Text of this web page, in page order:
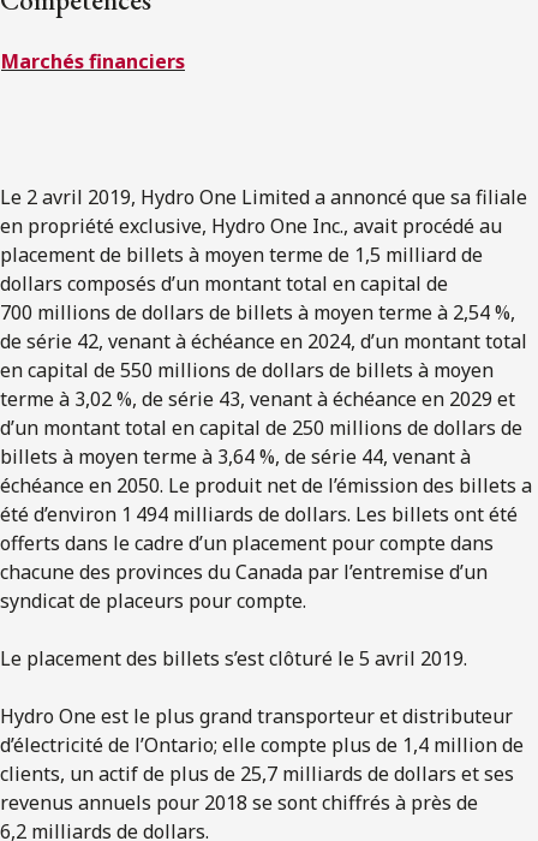
S’abonner
Marchés financiers
Le 2 avril 2019, Hydro One Limited a annoncé que sa filiale
en propriété exclusive, Hydro One Inc., avait procédé au
placement de billets à moyen terme de 1,5 milliard de
dollars composés d’un montant total en capital de
700 millions de dollars de billets à moyen terme à 2,54 %,
de série 42, venant à échéance en 2024, d’un montant total
en capital de 550 millions de dollars de billets à moyen
terme à 3,02 %, de série 43, venant à échéance en 2029 et
d’un montant total en capital de 250 millions de dollars de
billets à moyen terme à 3,64 %, de série 44, venant à
échéance en 2050. Le produit net de l’émission des billets a
été d’environ 1 494 milliards de dollars. Les billets ont été
offerts dans le cadre d’un placement pour compte dans
chacune des provinces du Canada par l’entremise d’un
syndicat de placeurs pour compte.
Le placement des billets s’est clôturé le 5 avril 2019.
Hydro One est le plus grand transporteur et distributeur
d’électricité de l’Ontario; elle compte plus de 1,4 million de
clients, un actif de plus de 25,7 milliards de dollars et ses
revenus annuels pour 2018 se sont chiffrés à près de
6,2 milliards de dollars.